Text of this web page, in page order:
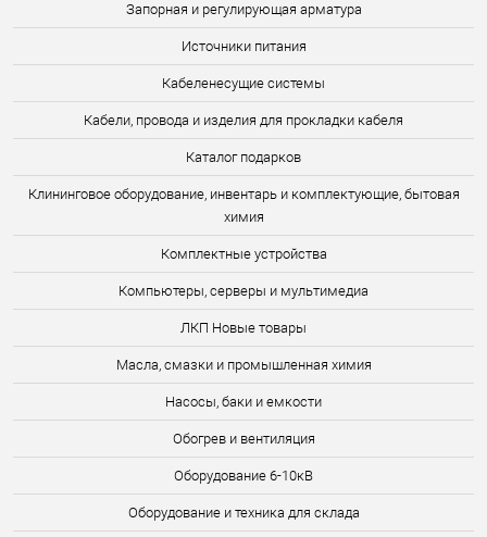
Запорная и регулирующая арматура
Источники питания
Кабеленесущие системы
Кабели, провода и изделия для прокладки кабеля
Каталог подарков
Клининговое оборудование, инвентарь и комплектующие, бытовая
химия
Комплектные устройства
Компьютеры, серверы и мультимедиа
ЛКП Новые товары
Масла, смазки и промышленная химия
Насосы, баки и емкости
Обогрев и вентиляция
Оборудование 6-10кВ
Оборудование и техника для склада